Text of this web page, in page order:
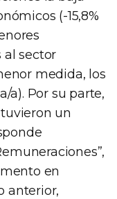
(-15,8%
al sector
medida, los
a). Por su parte,
un
en
anterior,